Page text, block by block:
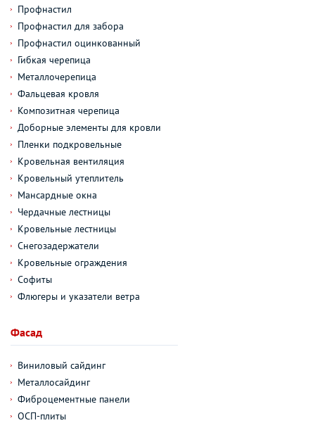
Профнастил
Профнастил для забора
Профнастил оцинкованный
Гибкая черепица
Металлочерепица
Фальцевая кровля
Композитная черепица
Доборные элементы для кровли
Пленки подкровельные
Кровельная вентиляция
Кровельный утеплитель
Мансардные окна
Чердачные лестницы
Кровельные лестницы
Снегозадержатели
Кровельные ограждения
Софиты
Флюгеры и указатели ветра
Фасад
Виниловый сайдинг
Металлосайдинг
Фиброцементные панели
ОСП-плиты